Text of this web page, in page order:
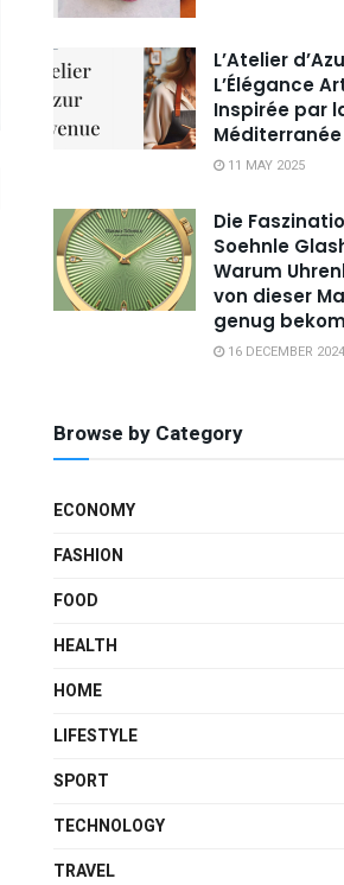
L’Atelier
L’Élégance
Inspirée par
Méditerranée
11 MAY 2025
Die
Soehnle
Warum
von dieser
genug
16 DECEMBER 2024
Browse by Category
ECONOMY
FASHION
FOOD
HEALTH
HOME
LIFESTYLE
SPORT
TECHNOLOGY
TRAVEL